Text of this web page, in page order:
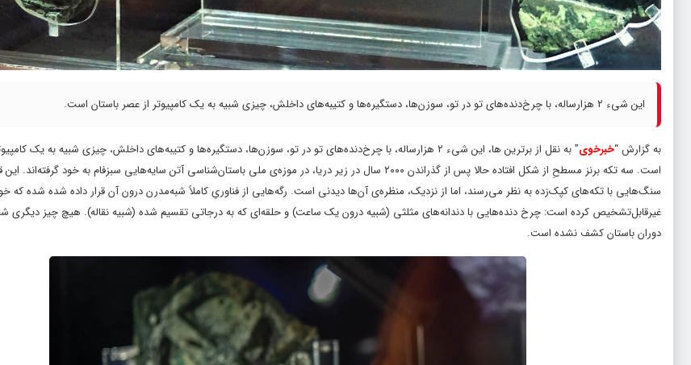
این شیء ۲ هزارساله، با چرخ‌دنده‌های تو در تو، سوزن‌ها، دستگیره‌ها و کتیبه‌های داخلش، چیزی شبیه به یک کامپیوتر از عصر باستان است.
به گزارش “خبرخوی
” به نقل از برترین ها، این شیء ۲ هزارساله، با چرخ‌دنده‌های تو در تو، سوزن‌ها، دستگیره‌ها و کتیبه‌های داخلش، چیزی شبیه به یک
است. سه تکه برنز مسطحِ از شکل افتاده حالا پس از گذراندن ۲۰۰۰ سال در زیر دریا، در موزه‌ی ملی باستان‌شناسی آتن سایه‌هایی سبزفام به خود
سنگ‌هایی با تکه‌های کپک‌زده به نظر می‌رسند، اما از نزدیک، منظره‌ی آن‌ها دیدنی است. رگه‌هایی از فناوریِ کاملاً شبه‌مدرن درون آن قرار داده شده شده که
غیرقابل‌تشخیص کرده است: چرخ دنده‌هایی با دندانه‌های مثلثی (شبیه درون یک ساعت) و حلقه‌ای که به درجاتی تقسیم شده (شبیه نقاله). هیچ چیز دیگری
دوران باستان کشف نشده است.